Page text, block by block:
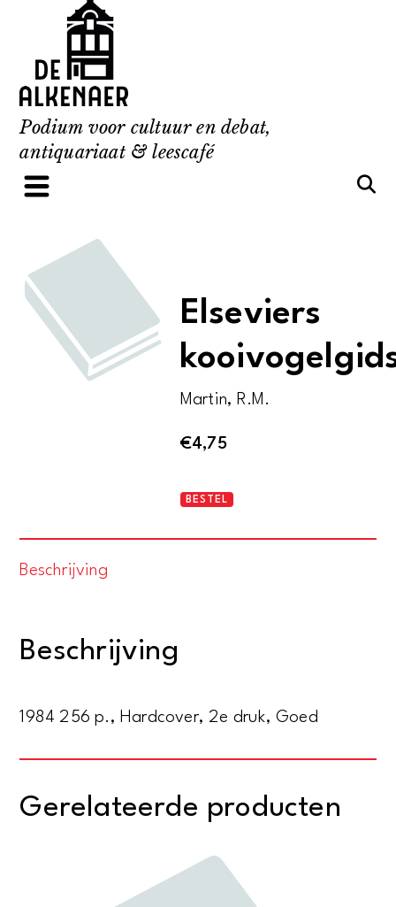
content
Podium voor cultuur en debat,
antiquariaat & leescafé
Elseviers
Martin, R.M.
€4,75
Elseviers
BESTEL
Beschrijving
Beschrijving
1984 256 p., Hardcover, 2e druk, Goed
Gerelateerde producten